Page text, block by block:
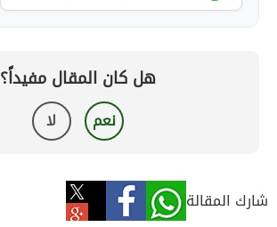
هل كان المقال مفيداً؟
نعم لا
شارك المقالة